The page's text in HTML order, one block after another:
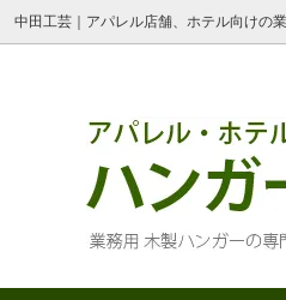
中田工芸｜アパレル店舗、ホテル向けの
ハンガーご使用上の注意
掲載商品のサンプル利用
中田工芸 東京青山ショー